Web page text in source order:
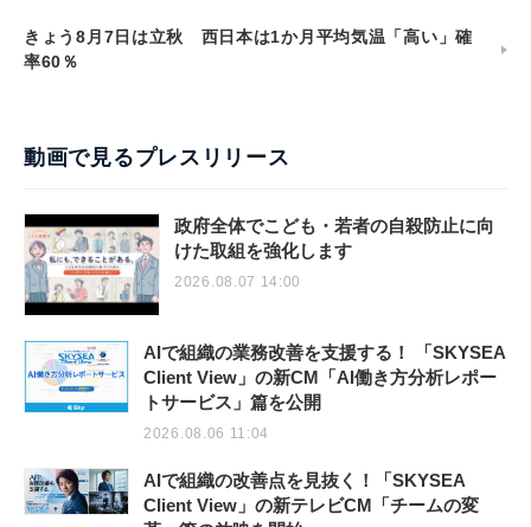
きょう8月7日は立秋 西日本は1か月平均気温「高い」確
率60％
動画で見るプレスリリース
政府全体でこども・若者の自殺防止に向
けた取組を強化します
2026.08.07 14:00
AIで組織の業務改善を支援する！ 「SKYSEA
Client View」の新CM「AI働き方分析レポー
トサービス」篇を公開
2026.08.06 11:04
AIで組織の改善点を見抜く！「SKYSEA
Client View」の新テレビCM「チームの変